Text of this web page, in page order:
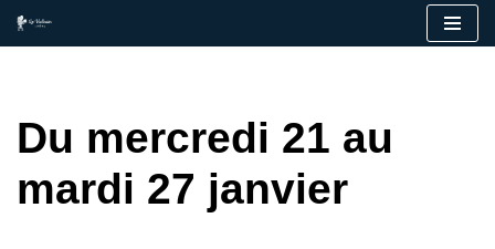
Du mercredi 21 au
mardi 27 janvier